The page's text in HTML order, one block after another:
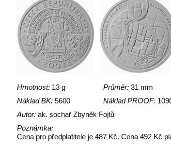
Hmotnost: 13 g Průměr: 31 mm
Náklad BK: 5600 Náklad PROOF:
Autor: ak. sochař Zbyněk Fojtů
Poznámka:
Cena pro předplatitele je 487 Kč. Cena 492 Kč